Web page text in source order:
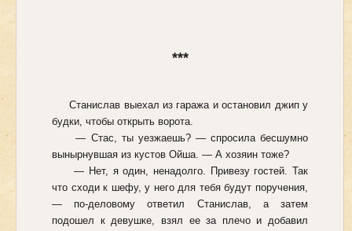
***
Станислав выехал из гаража и остановил джип у
будки, чтобы открыть ворота.
— Стас, ты уезжаешь? — спросила бесшумно
вынырнувшая из кустов Ойша. — А хозяин тоже?
— Нет, я один, ненадолго. Привезу гостей. Так
что сходи к шефу, у него для тебя будут поручения,
— по-деловому ответил Станислав, а затем
подошел к девушке, взял ее за плечо и добавил